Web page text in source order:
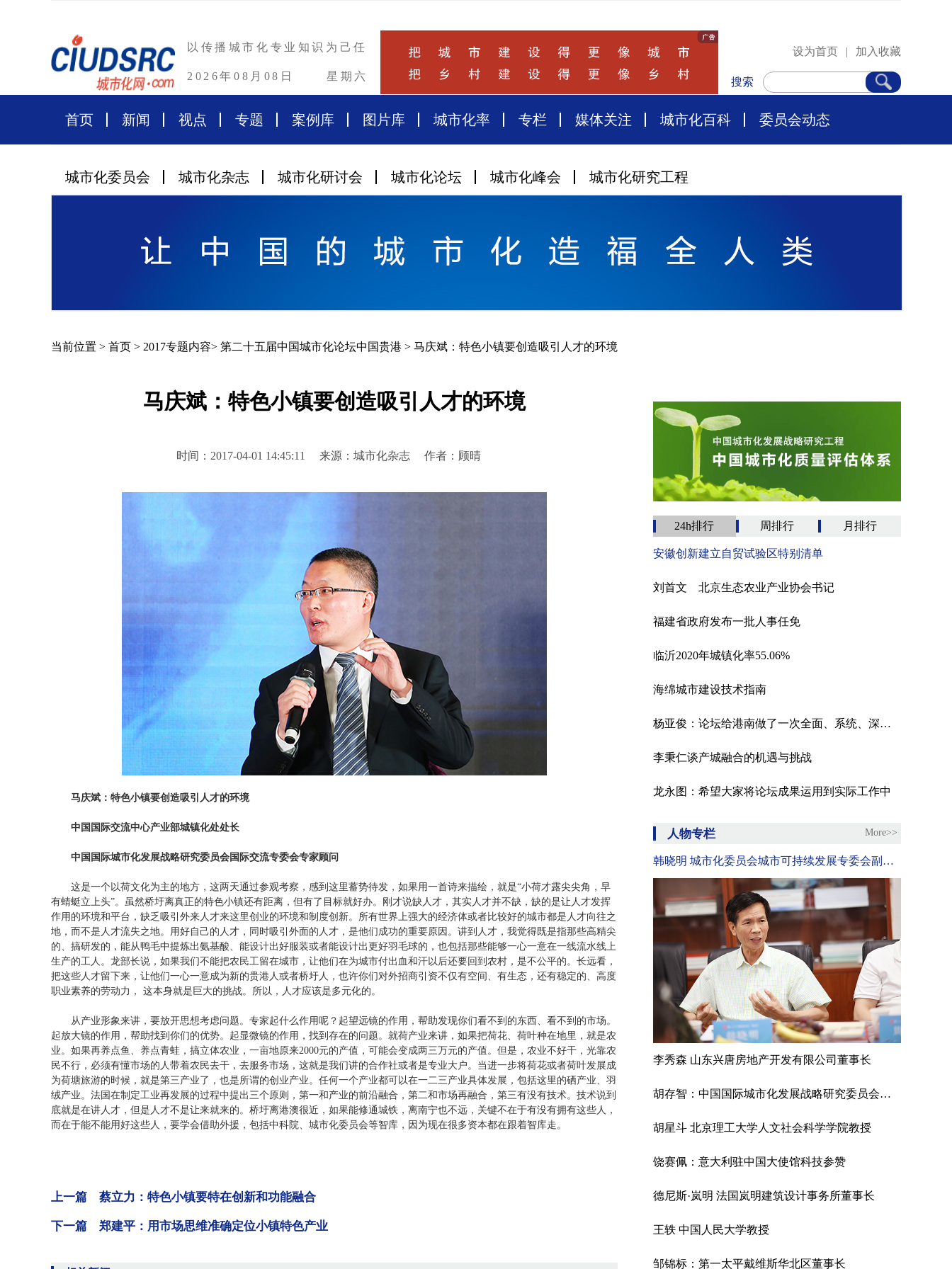
以传播城市化专业知识为己任
2026年08月08日 星期六
设为首页 | 加入收藏
搜索
首页 新闻 视点 专题 案例库 图片库 城市化率 专栏 媒体关注 城市化百科 委员会动态
城市化委员会 城市化杂志 城市化研讨会 城市化论坛 城市化峰会 城市化研究工程
当前位置 > 首页 > 2017专题内容> 第二十五届中国城市化论坛中国贵港 > 马庆斌：特色小镇要创造吸引人才的环境
马庆斌：特色小镇要创造吸引人才的环境
时间：2017-04-01 14:45:11 来源：城市化杂志 作者：顾晴
马庆斌：特色小镇要创造吸引人才的环境
中国国际交流中心产业部城镇化处处长
中国国际城市化发展战略研究委员会国际交流专委会专家顾问
这是一个以荷文化为主的地方，这两天通过参观考察，感到这里蓄势待发，如果用一首诗来描绘，就是“小荷才露尖尖角，早
有蜻蜓立上头”。虽然桥圩离真正的特色小镇还有距离，但有了目标就好办。刚才说缺人才，其实人才并不缺，缺的是让人才发挥
作用的环境和平台，缺乏吸引外来人才来这里创业的环境和制度创新。所有世界上强大的经济体或者比较好的城市都是人才向往之
地，而不是人才流失之地。用好自己的人才，同时吸引外面的人才，是他们成功的重要原因。讲到人才，我觉得既是指那些高精尖
的、搞研发的，能从鸭毛中提炼出氨基酸、能设计出好服装或者能设计出更好羽毛球的，也包括那些能够一心一意在一线流水线上
生产的工人。龙部长说，如果我们不能把农民工留在城市，让他们在为城市付出血和汗以后还要回到农村，是不公平的。长远看，
把这些人才留下来，让他们一心一意成为新的贵港人或者桥圩人，也许你们对外招商引资不仅有空间、有生态，还有稳定的、高度
职业素养的劳动力， 这本身就是巨大的挑战。所以，人才应该是多元化的。
从产业形象来讲，要放开思想考虑问题。专家起什么作用呢？起望远镜的作用，帮助发现你们看不到的东西、看不到的市场。
起放大镜的作用，帮助找到你们的优势。起显微镜的作用，找到存在的问题。就荷产业来讲，如果把荷花、荷叶种在地里，就是农
业。如果再养点鱼、养点青蛙，搞立体农业，一亩地原来2000元的产值，可能会变成两三万元的产值。但是，农业不好干，光靠农
民不行，必须有懂市场的人带着农民去干，去服务市场，这就是我们讲的合作社或者是专业大户。当进一步将荷花或者荷叶发展成
为荷塘旅游的时候，就是第三产业了，也是所谓的创业产业。任何一个产业都可以在一二三产业具体发展，包括这里的硒产业、羽
绒产业。法国在制定工业再发展的过程中提出三个原则，第一和产业的前沿融合，第二和市场再融合，第三有没有技术。技术说到
底就是在讲人才，但是人才不是让来就来的。桥圩离港澳很近，如果能修通城铁，离南宁也不远，关键不在于有没有拥有这些人，
而在于能不能用好这些人，要学会借助外援，包括中科院、城市化委员会等智库，因为现在很多资本都在跟着智库走。
上一篇 蔡立力：特色小镇要特在创新和功能融合
下一篇 郑建平：用市场思维准确定位小镇特色产业
24h排行 周排行 月排行
安徽创新建立自贸试验区特别清单
刘首文 北京生态农业产业协会书记
福建省政府发布一批人事任免
临沂2020年城镇化率55.06%
海绵城市建设技术指南
杨亚俊：论坛给港南做了一次全面、系统、深度的体检
李秉仁谈产城融合的机遇与挑战
龙永图：希望大家将论坛成果运用到实际工作中
人物专栏 More>>
韩晓明 城市化委员会城市可持续发展专委会副主任、北京云鼎环境工程有限公司总经理、高级能源管理师
李秀森 山东兴唐房地产开发有限公司董事长
胡存智：中国国际城市化发展战略研究委员会副主任、自然资源部原副部长
胡星斗 北京理工大学人文社会科学学院教授
饶赛佩：意大利驻中国大使馆科技参赞
德尼斯·岚明 法国岚明建筑设计事务所董事长
王轶 中国人民大学教授
邹锦标：第一太平戴维斯华北区董事长